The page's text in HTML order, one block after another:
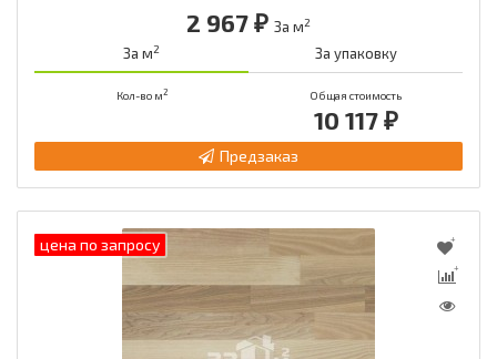
2 967 ₽ За м2
За м2 За упаковку
Кол-во м2 Общая стоимость
10 117 ₽
Предзаказ
цена по запросу